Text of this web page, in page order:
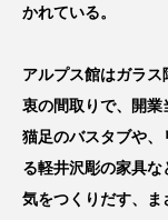
かれている。
アルプス館はガラ
衷の間取りで、開業
猫足のバスタブや
る軽井沢彫の家具
気をつくりだす、ま